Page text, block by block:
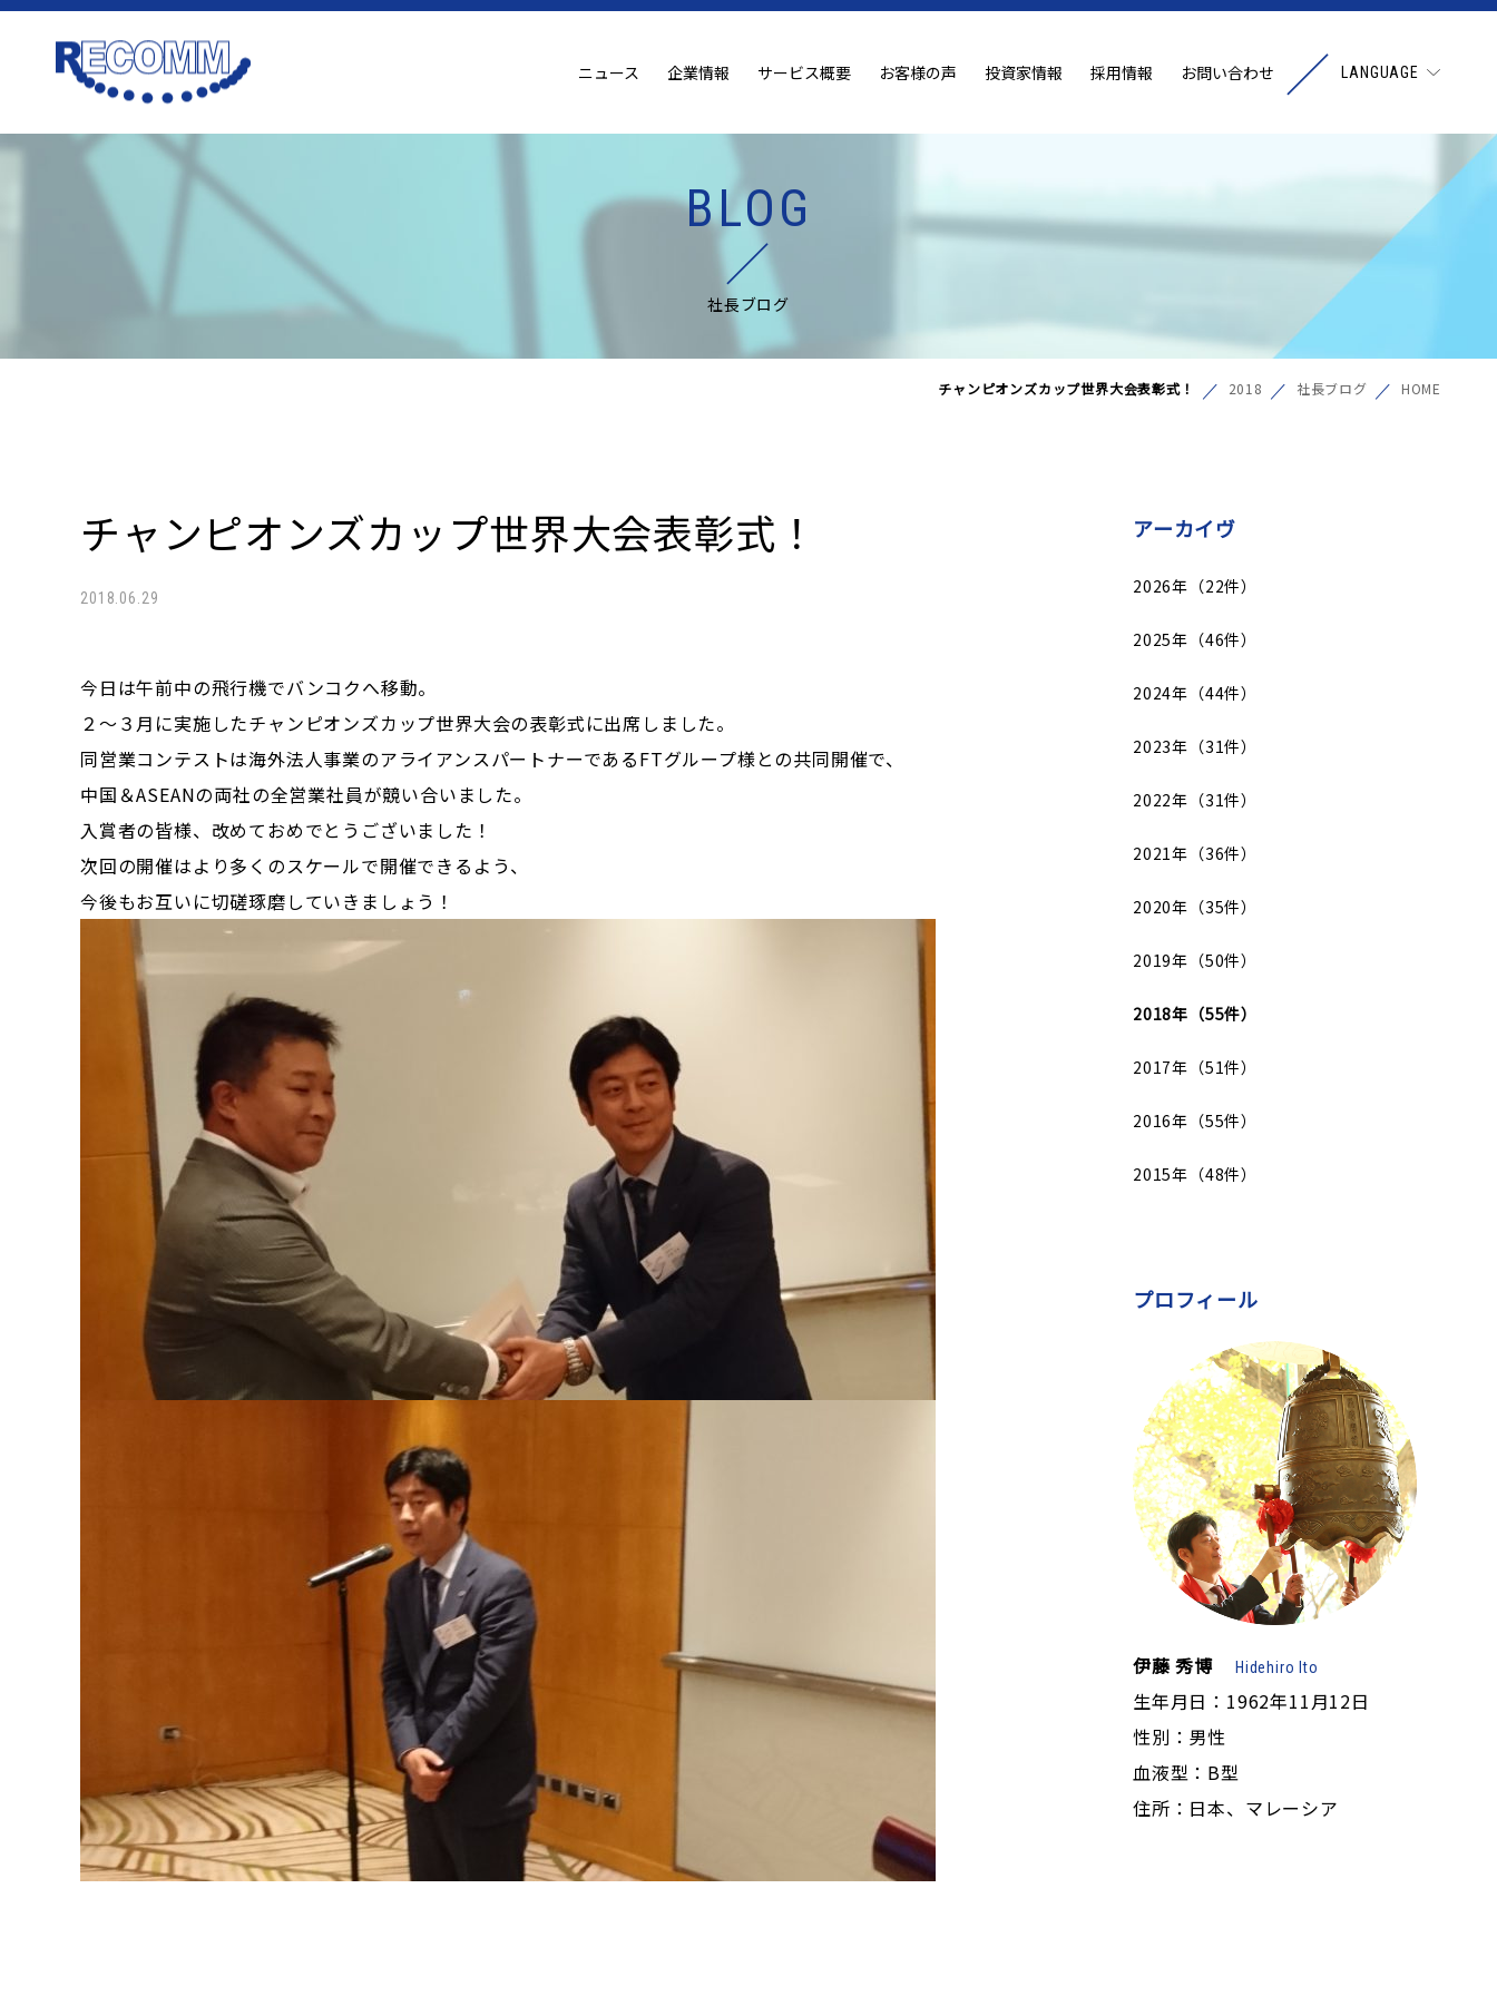
ニュース 企業情報 サービス概要 お客様の声 投資家情報 採用情報 お問い合わせ LANGUAGE
BLOG
社長ブログ
HOME
社長ブログ
2018
チャンピオンズカップ世界大会表彰式！
チャンピオンズカップ世界大会表彰式！
2018.06.29
今日は午前中の飛行機でバンコクへ移動。
２～３月に実施したチャンピオンズカップ世界大会の表彰式に出席しました。
同営業コンテストは海外法人事業のアライアンスパートナーであるFTグループ様との共同開催で、
中国＆ASEANの両社の全営業社員が競い合いました。
入賞者の皆様、改めておめでとうございました！
次回の開催はより多くのスケールで開催できるよう、
今後もお互いに切磋琢磨していきましょう！
アーカイヴ
2026年（22件）
2025年（46件）
2024年（44件）
2023年（31件）
2022年（31件）
2021年（36件）
2020年（35件）
2019年（50件）
2018年（55件）
2017年（51件）
2016年（55件）
2015年（48件）
プロフィール
伊藤 秀博 Hidehiro Ito
生年月日：1962年11月12日
性別：男性
血液型：B型
住所：日本、マレーシア